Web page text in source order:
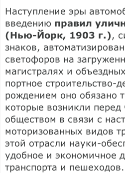
Наступление эры
введению правил
(Нью-Йорк, 1903 г.),
знаков,
светофоров на
магистралях и
портное строительство-
рождением оно обязано
которые возникли перед
обществом в связи с
моторизованных видов
этой отрасли науки-
удобное и экономичное
транспорта и пешеходов.